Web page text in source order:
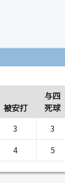
被安打
与四
死球
3 3
4 5